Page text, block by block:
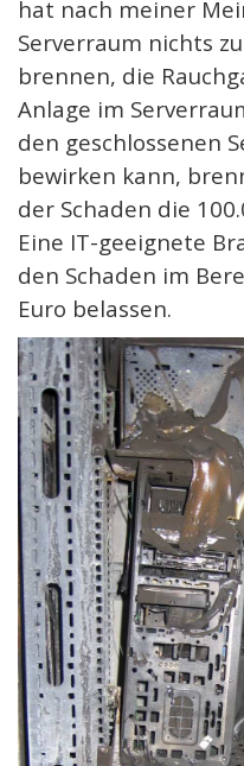
hat nach meiner
Serverraum nichts
brennen, die
Anlage im
den geschlossenen
bewirken kann,
der Schaden die
Eine IT-geeignete
den Schaden im
Euro belassen.